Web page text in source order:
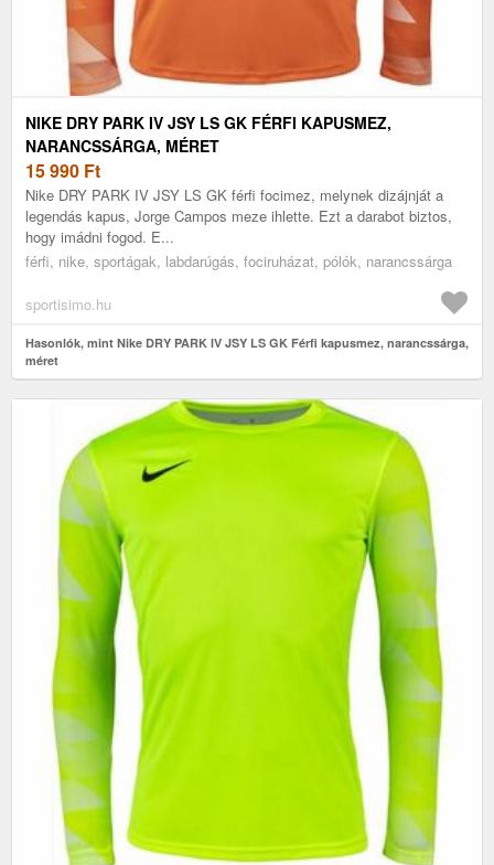
NIKE DRY PARK IV JSY LS GK FÉRFI KAPUSMEZ,
NARANCSSÁRGA, MÉRET
15 990 Ft
Nike DRY PARK IV JSY LS GK férfi focimez, melynek dizájnját a
legendás kapus, Jorge Campos meze ihlette. Ezt a darabot biztos,
hogy imádni fogod. E...
férfi, nike, sportágak, labdarúgás, fociruházat, pólók, narancssárga
sportisimo.hu
Hasonlók, mint Nike DRY PARK IV JSY LS GK Férfi kapusmez, narancssárga,
méret